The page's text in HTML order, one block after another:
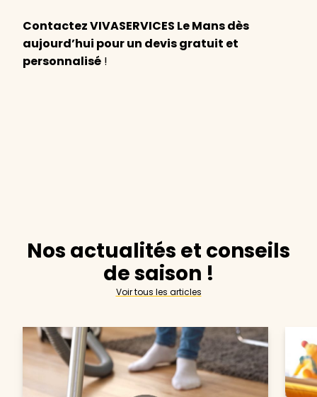
Contactez VIVASERVICES Le Mans dès
aujourd’hui pour un devis gratuit et
personnalisé !
Nos actualités et conseils
de saison !
Voir tous les articles